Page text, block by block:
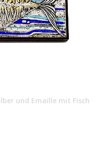
und Emaille mit Fisch